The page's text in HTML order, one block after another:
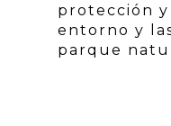
protección y
entorno y
parque